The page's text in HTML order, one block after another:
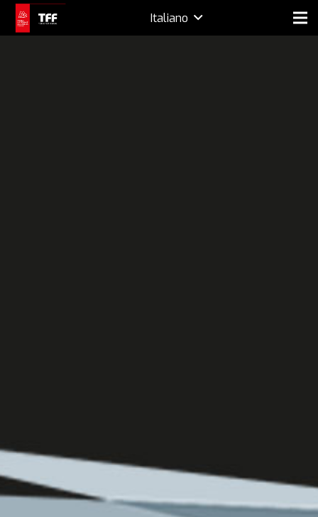
Italiano